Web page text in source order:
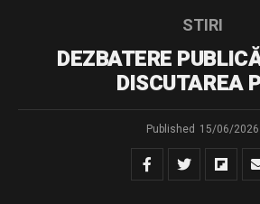
STIRI
DEZBATERE
DISCUTAREA
Published 15/06/2026